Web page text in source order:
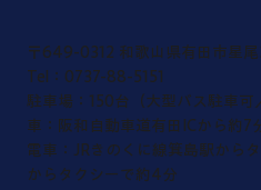
〒649-0312 和歌山県有田市星尾
​Tel：0737-88-5151
駐車場：150台（大型バス駐車可
車：阪和自動車道有田ICから約7
電車：JRきのくに線箕島駅から
からタクシーで約4分